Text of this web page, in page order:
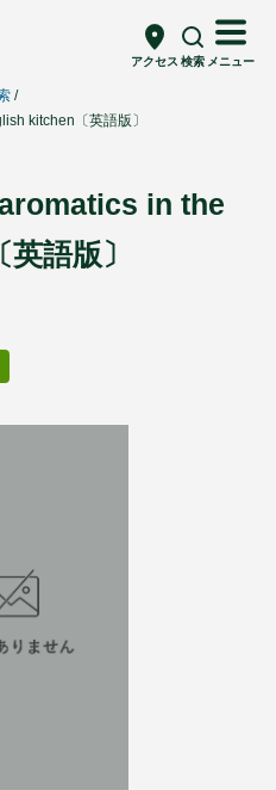
アクセス 検索 メニュー
kitchen〔英語版〕
in the
語版〕